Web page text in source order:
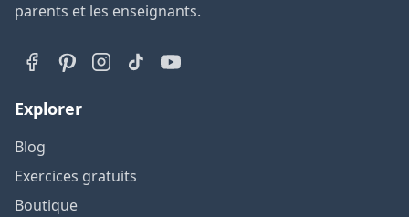
parents et les enseignants.
Explorer
Blog
Exercices gratuits
Boutique